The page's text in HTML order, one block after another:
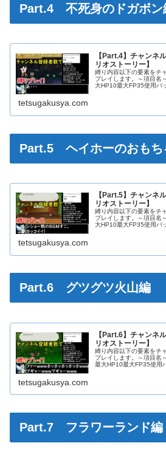
Part.4 不死身のドガボン
【Part.4】チャンネ
リオストーリー】
縛り内容以下の要素をチ
プレイします。～項目名
大HP10最大FP35使用バ
tetsugakusya.com
Part.5 ヘイホーのおもち
【Part.5】チャンネ
リオストーリー】
縛り内容以下の要素をチ
プレイします。～項目名
大HP10最大FP35使用バ
tetsugakusya.com
Part.6 グツグツ火山編
【Part.6】チャンネ
リオストーリー】
縛り内容以下の要素をチ
プレイします。～項目名
最大HP10最大FP35使用
tetsugakusya.com
Part.7 フラワーランド編